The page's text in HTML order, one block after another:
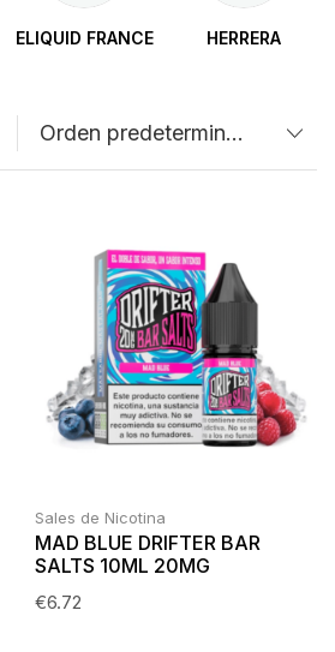
ELIQUID FRANCE HERRERA
Sales de Nicotina
MAD BLUE DRIFTER BAR
SALTS 10ML 20MG
€6.72